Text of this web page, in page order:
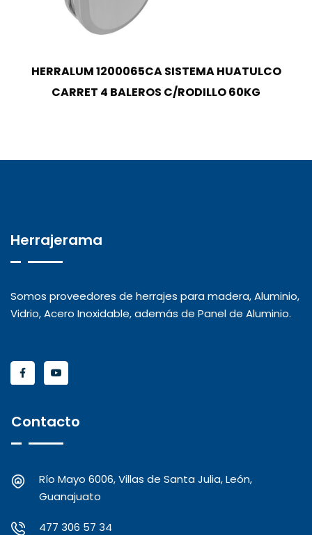
HERRALUM 1200065CA SISTEMA HUATULCO
CARRET 4 BALEROS C/RODILLO 60KG
Herrajerama
Somos proveedores de herrajes para madera, Aluminio,
Vidrio, Acero Inoxidable, además de Panel de Aluminio.
Contacto
Río Mayo 6006, Villas de Santa Julia, León,
Guanajuato
477 306 57 34